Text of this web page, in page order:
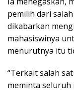
pemilih dari
dikabarkan
mahasiswinya
menurutnya itu
“Terkait salah
meminta seluruh